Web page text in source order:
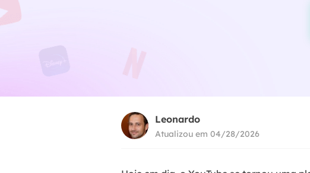
Leonardo
Atualizou em 04/28/2026